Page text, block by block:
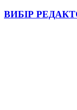
ВИБІР